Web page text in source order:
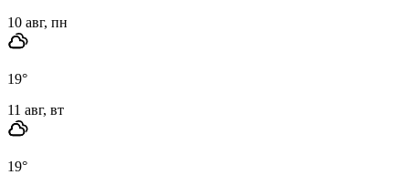
10 авг, пн
19°
11 авг, вт
19°